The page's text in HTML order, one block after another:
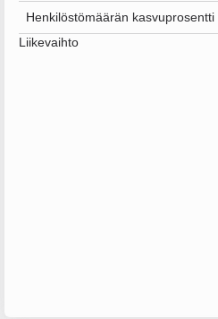
Henkilöstömäärän kasvuprosentti
Liikevaihto